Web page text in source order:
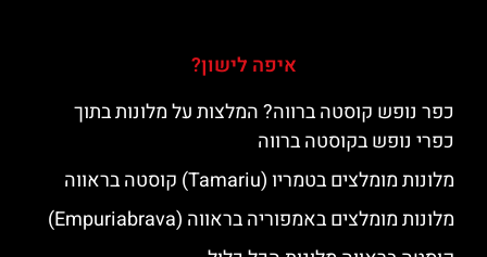
איפה לישון?
כפר נופש קוסטה ברווה? המלצות על מלונות בתוך
כפרי נופש בקוסטה ברווה
מלונות מומלצים בטמריו (Tamariu) קוסטה בראווה
מלונות מומלצים באמפוריה בראווה (Empuriabrava)